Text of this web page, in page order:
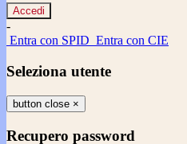
-
Entra con SPID Entra con CIE
Seleziona utente
button close ×
Recupero password